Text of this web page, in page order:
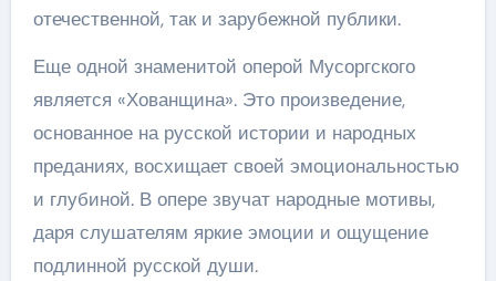
отечественной, так и зарубежной публики.
Еще одной знаменитой оперой Мусоргского
является «Хованщина». Это произведение,
основанное на русской истории и народных
преданиях, восхищает своей эмоциональностью
и глубиной. В опере звучат народные мотивы,
даря слушателям яркие эмоции и ощущение
подлинной русской души.